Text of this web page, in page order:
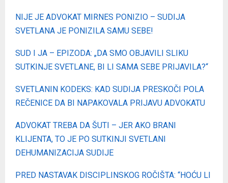
NIJE JE ADVOKAT MIRNES PONIZIO – SUDIJA
SVETLANA JE PONIZILA SAMU SEBE!
SUD I JA – EPIZODA: „DA SMO OBJAVILI SLIKU
SUTKINJE SVETLANE, BI LI SAMA SEBE PRIJAVILA?“
SVETLANIN KODEKS: KAD SUDIJA PRESKOČI POLA
REČENICE DA BI NAPAKOVALA PRIJAVU ADVOKATU
ADVOKAT TREBA DA ŠUTI – JER AKO BRANI
KLIJENTA, TO JE PO SUTKINJI SVETLANI
DEHUMANIZACIJA SUDIJE
PRED NASTAVAK DISCIPLINSKOG ROČIŠTA: “HOĆU LI